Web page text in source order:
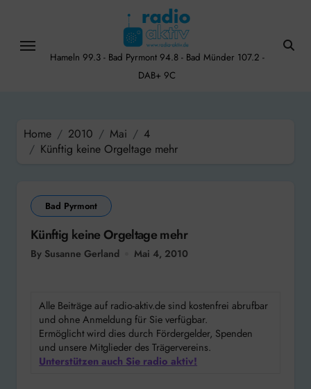
content
Hameln 99.3 - Bad Pyrmont 94.8 - Bad Münder 107.2 -
DAB+ 9C
Home 2010 Mai
4
Künftig keine Orgeltage mehr
Bad Pyrmont
Künftig keine Orgeltage mehr
By Susanne Gerland Mai 4, 2010
Alle Beiträge auf radio-aktiv.de sind kostenfrei abrufbar
und ohne Anmeldung für Sie verfügbar.
Ermöglicht wird dies durch Fördergelder, Spenden
und unsere Mitglieder des Trägervereins.
Unterstützen auch Sie radio aktiv!